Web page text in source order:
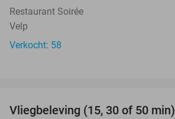
Restaurant Soirée
Velp
Verkocht: 58
Vliegbeleving (15, 30 of 50 min)